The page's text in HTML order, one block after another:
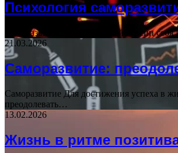
Психология
Саморазвитие: путь к лучшей версии
21.03.2026
Саморазвитие:
Саморазвитие Для достижения успеха в
преодолевать…
13.02.2026
Жизнь в ритме